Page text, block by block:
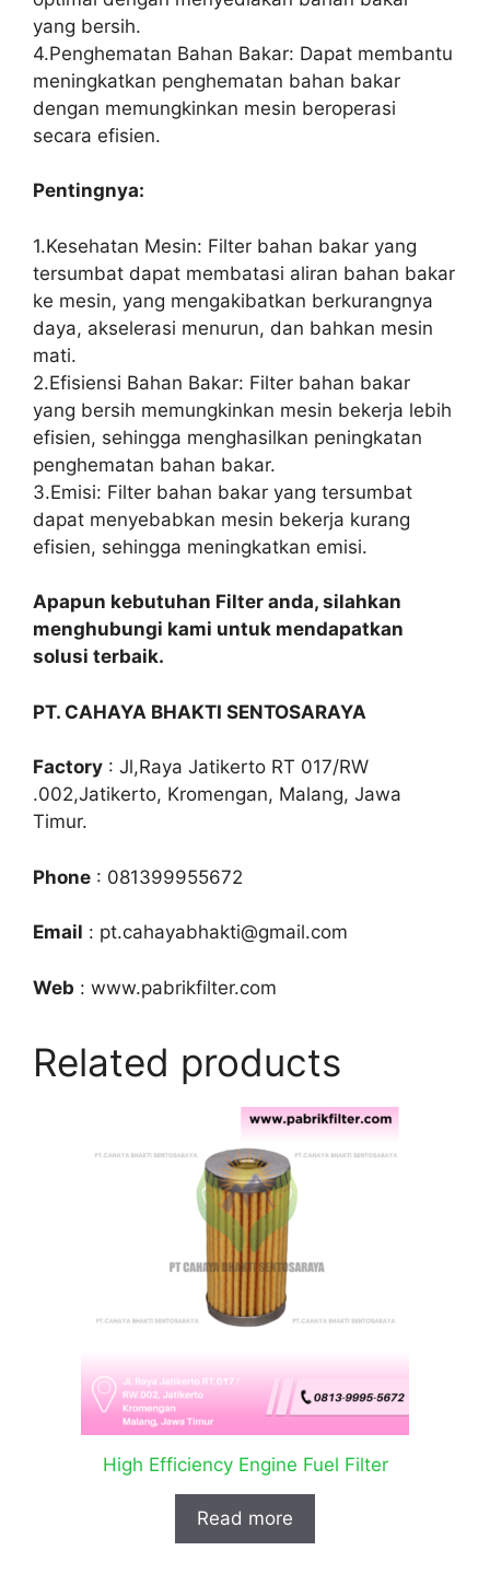
yang bersih.
4.Penghematan Bahan Bakar: Dapat membantu
meningkatkan penghematan bahan bakar
dengan memungkinkan mesin beroperasi
secara efisien.
Pentingnya:
1.Kesehatan Mesin: Filter bahan bakar yang
tersumbat dapat membatasi aliran bahan bakar
ke mesin, yang mengakibatkan berkurangnya
daya, akselerasi menurun, dan bahkan mesin
mati.
2.Efisiensi Bahan Bakar: Filter bahan bakar
yang bersih memungkinkan mesin bekerja lebih
efisien, sehingga menghasilkan peningkatan
penghematan bahan bakar.
3.Emisi: Filter bahan bakar yang tersumbat
dapat menyebabkan mesin bekerja kurang
efisien, sehingga meningkatkan emisi.
Apapun kebutuhan Filter anda, silahkan
menghubungi kami untuk mendapatkan
solusi terbaik.
PT. CAHAYA BHAKTI SENTOSARAYA
Factory : Jl,Raya Jatikerto RT 017/RW
.002,Jatikerto, Kromengan, Malang, Jawa
Timur.
Phone : 081399955672
Email : pt.cahayabhakti@gmail.com
Web : www.pabrikfilter.com
Related products
High Efficiency Engine Fuel Filter
Read more